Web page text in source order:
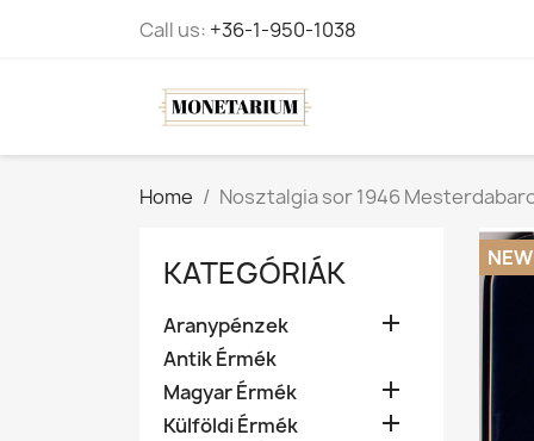
Call us: +36-1-950-1038
Home Nosztalgia sor 1946
KATEGÓRIÁK
Aranypénzek 
Antik Érmék
Magyar Érmék

Külföldi Érmék 
NEW